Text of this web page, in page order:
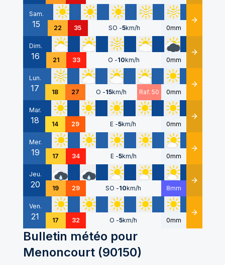
Sam.
15 22 35 SO -5km/h 0mm Détails
Dim.
16 21 33 O -10km/h 0mm Détails
Lun.
17 18 27 O -15km/h Raf. 50 0mm Détails
Mar.
18 14 29 E -5km/h 0mm Détails
Mer.
19 17 34 E -5km/h 0mm Détails
Jeu.
20 19 29 SO -10km/h 8mm Détails
Ven.
21 17 32 O -5km/h 0mm Détails
Bulletin météo pour
Menoncourt(90150)